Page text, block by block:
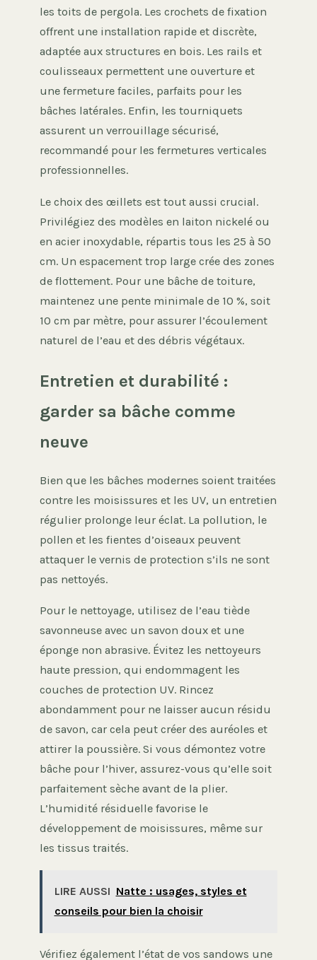
les toits de pergola. Les crochets de fixation
offrent une installation rapide et discrète,
adaptée aux structures en bois. Les rails et
coulisseaux permettent une ouverture et
une fermeture faciles, parfaits pour les
bâches latérales. Enfin, les tourniquets
assurent un verrouillage sécurisé,
recommandé pour les fermetures verticales
professionnelles.
Le choix des œillets est tout aussi crucial.
Privilégiez des modèles en laiton nickelé ou
en acier inoxydable, répartis tous les 25 à 50
cm. Un espacement trop large crée des zones
de flottement. Pour une bâche de toiture,
maintenez une pente minimale de 10 %, soit
10 cm par mètre, pour assurer l’écoulement
naturel de l’eau et des débris végétaux.
Entretien et durabilité :
garder sa bâche comme
neuve
Bien que les bâches modernes soient traitées
contre les moisissures et les UV, un entretien
régulier prolonge leur éclat. La pollution, le
pollen et les fientes d’oiseaux peuvent
attaquer le vernis de protection s’ils ne sont
pas nettoyés.
Pour le nettoyage, utilisez de l’eau tiède
savonneuse avec un savon doux et une
éponge non abrasive. Évitez les nettoyeurs
haute pression, qui endommagent les
couches de protection UV. Rincez
abondamment pour ne laisser aucun résidu
de savon, car cela peut créer des auréoles et
attirer la poussière. Si vous démontez votre
bâche pour l’hiver, assurez-vous qu’elle soit
parfaitement sèche avant de la plier.
L’humidité résiduelle favorise le
développement de moisissures, même sur
les tissus traités.
LIRE AUSSI Natte : usages, styles et
conseils pour bien la choisir
Vérifiez également l’état de vos sandows une